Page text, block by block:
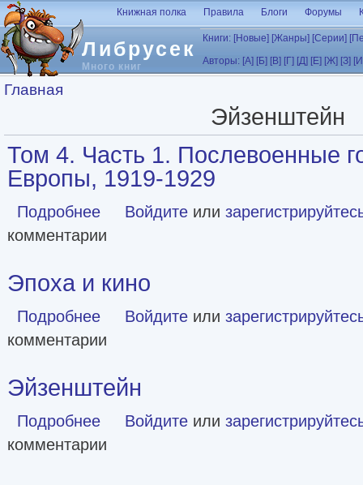
Перейти к основному содержанию
Либрусек
Много книг
Книжная полка Правила Блоги Форумы
Книги: [Новые] [Жанры] [Серии]
Авторы: [А] [Б] [В] [Г] [Д] [Е] [Ж] [З]
Вы здесь
Главная
Эйзенштейн
Том 4. Часть 1. Послевоенные
Европы, 1919-1929
Подробнее о Том 4. Часть 1. Послевоенные годы в странах
Войдите или
комментарии
Эпоха и кино
Подробнее о Эпоха и кино
Войдите или
комментарии
Эйзенштейн
Подробнее о Эйзенштейн
Войдите или
комментарии